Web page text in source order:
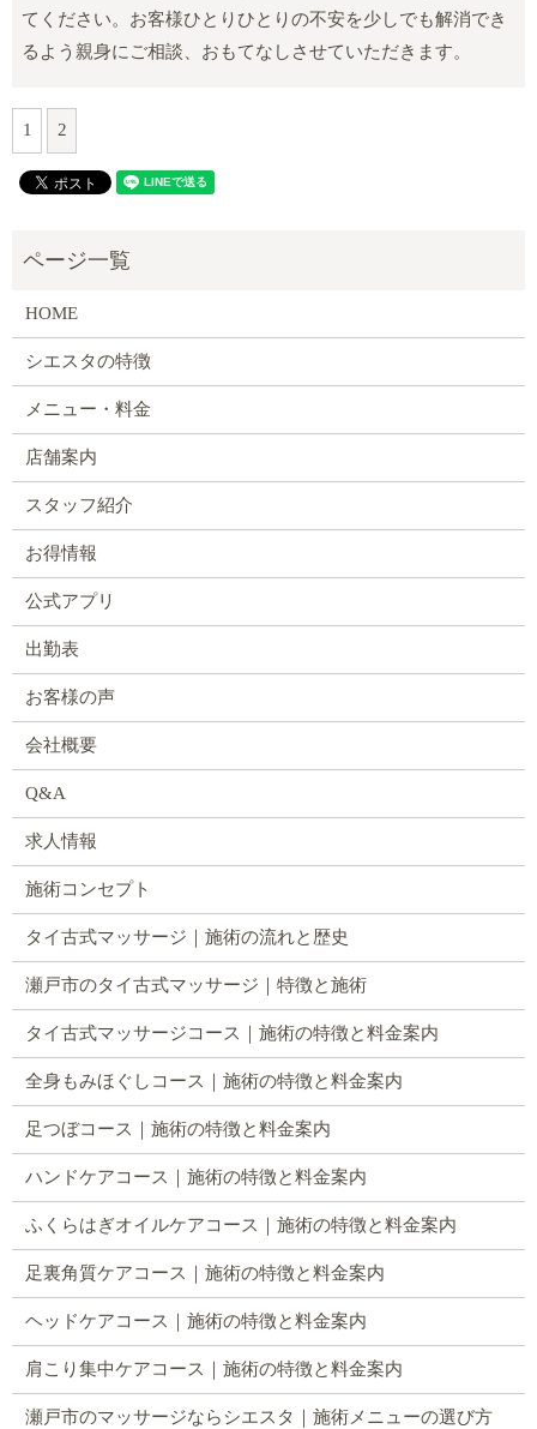
てください。お客様ひとりひとりの不安を少しでも解消でき
るよう親身にご相談、おもてなしさせていただきます。
1 2
HOME
シエスタの特徴
メニュー・料金
店舗案内
スタッフ紹介
お得情報
公式アプリ
出勤表
お客様の声
会社概要
Q&A
求人情報
施術コンセプト
タイ古式マッサージ｜施術の流れと歴史
瀬戸市のタイ古式マッサージ｜特徴と施術
タイ古式マッサージコース｜施術の特徴と料金案内
全身もみほぐしコース｜施術の特徴と料金案内
足つぼコース｜施術の特徴と料金案内
ハンドケアコース｜施術の特徴と料金案内
ふくらはぎオイルケアコース｜施術の特徴と料金案内
足裏角質ケアコース｜施術の特徴と料金案内
ヘッドケアコース｜施術の特徴と料金案内
肩こり集中ケアコース｜施術の特徴と料金案内
瀬戸市のマッサージならシエスタ｜施術メニューの選び方